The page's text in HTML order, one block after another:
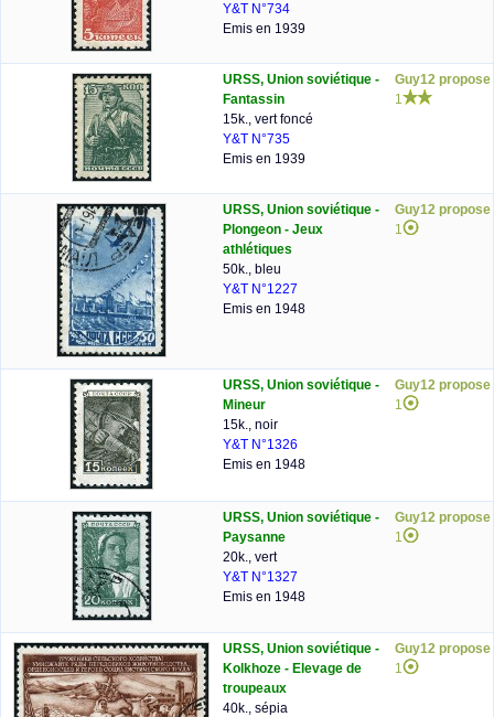
Y&T N°734
Emis en 1939
URSS, Union soviétique -
Fantassin
15k., vert foncé
Y&T N°735
Emis en 1939
Guy12 propose
1
URSS, Union soviétique -
Plongeon - Jeux
athlétiques
50k., bleu
Y&T N°1227
Emis en 1948
Guy12 propose
1
URSS, Union soviétique -
Mineur
15k., noir
Y&T N°1326
Emis en 1948
Guy12 propose
1
URSS, Union soviétique -
Paysanne
20k., vert
Y&T N°1327
Emis en 1948
Guy12 propose
1
URSS, Union soviétique -
Kolkhoze - Elevage de
troupeaux
40k., sépia
Guy12 propose
1